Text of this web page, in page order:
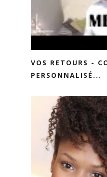
VOS RETOURS -
PERSONNALISÉ...